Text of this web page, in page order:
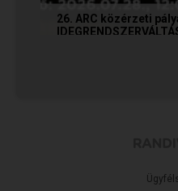
26. ARC közérzeti
áll bennetek az ideg?